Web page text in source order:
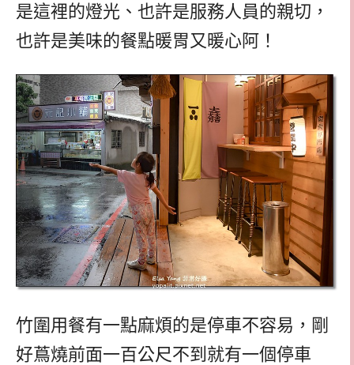
是這裡的燈光、也許是服務人員的親切，
也許是美味的餐點暖胃又暖心阿！
竹圍用餐有一點麻煩的是停車不容易，剛
好蔦燒前面一百公尺不到就有一個停車